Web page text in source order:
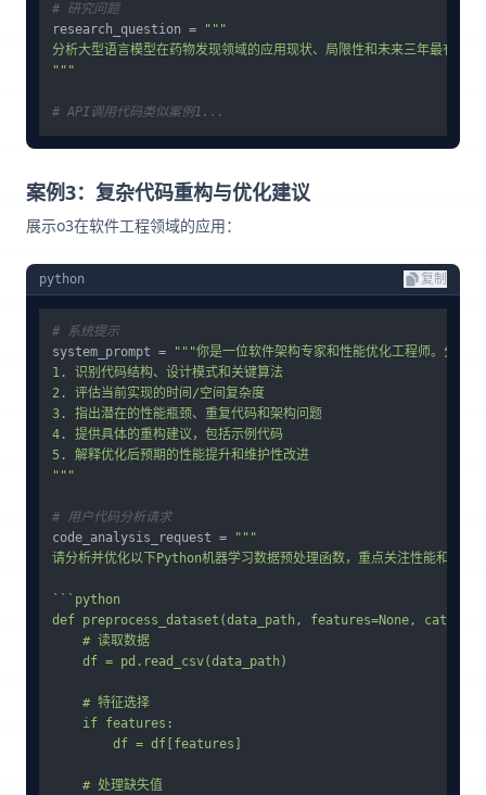
# 研究问题
research_question =
"""
分析大型语言模型在药物发现领域的应用现状、局限性和未来三年最有前景
"""
# API调用代码类似案例1...
案例3：复杂代码重构与优化建议
展示o3在软件工程领域的应用：
python 复制
# 系统提示
system_prompt =
"""你是一位软件架构专家和性能优化工程师。分析代
1. 识别代码结构、设计模式和关键算法
2. 评估当前实现的时间/空间复杂度
3. 指出潜在的性能瓶颈、重复代码和架构问题
4. 提供具体的重构建议，包括示例代码
5. 解释优化后预期的性能提升和维护性改进
"""
# 用户代码分析请求
code_analysis_request =
"""
请分析并优化以下Python机器学习数据预处理函数，重点关注性能和可扩
```python
def preprocess_dataset(data_path, features=None,
    # 读取数据
    df = pd.read_csv(data_path)
    # 特征选择
    if features:
        df = df[features]
    # 处理缺失值